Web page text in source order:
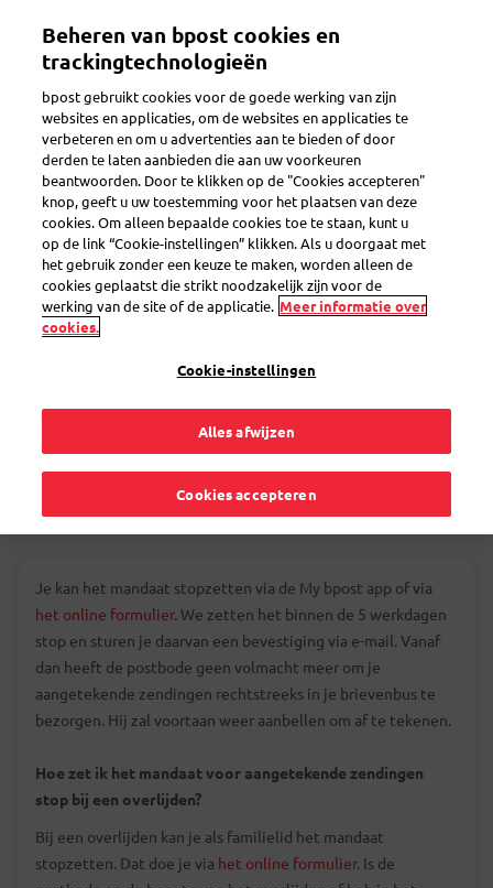
inhoud
Toggle navigationVolg al je pakjes in één app
Rechtstreeks in je brievenbus
Hoe kan ik mijn
mandaatgegevens
voor aangetekende
zendingen wijzigen
of stoppen?
Je kan het mandaat stopzetten via de My bpost app of via
het online formulier. We zetten het binnen de 5 werkdagen
stop en sturen je daarvan een bevestiging via e-mail. Vanaf
dan heeft de postbode geen volmacht meer om je
aangetekende zendingen rechtstreeks in je brievenbus te
bezorgen. Hij zal voortaan weer aanbellen om af te tekenen.
Hoe zet ik het mandaat voor aangetekende zendingen
stop bij een overlijden?
Bij een overlijden kan je als familielid het mandaat
stopzetten. Dat doe je via het online formulier. Is de
Beheren van bpost cookies en
trackingtechnologieën
bpost gebruikt cookies voor de goede werking van zijn
websites en applicaties, om de websites en applicaties te
verbeteren en om u advertenties aan te bieden of door
derden te laten aanbieden die aan uw voorkeuren
beantwoorden. Door te klikken op de "Cookies accepteren"
knop, geeft u uw toestemming voor het plaatsen van deze
cookies. Om alleen bepaalde cookies toe te staan, kunt u
op de link “Cookie-instellingen” klikken. Als u doorgaat met
het gebruik zonder een keuze te maken, worden alleen de
cookies geplaatst die strikt noodzakelijk zijn voor de
werking van de site of de applicatie. Meer informatie over
cookies.
Cookie-instellingen
Alles afwijzen
Cookies accepteren